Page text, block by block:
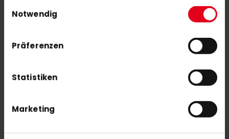
Nutzung der Dienste gesammelt haben.
Notwendig
Präferenzen
Statistiken
Marketing
ÄHNLICHE PRODUKTE
Markieren Sie die Artikel, um Sie dem Warenkorb hinzuzufügen